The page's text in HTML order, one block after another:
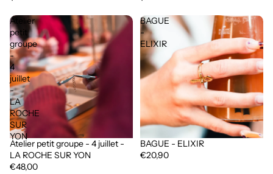
Atelier
petit
groupe
-
4
juillet
-
LA
ROCHE
SUR
YON
Atelier petit groupe - 4 juillet -
LA ROCHE SUR YON
€48,00
BAGUE
-
ELIXIR
Épuisé
BAGUE - ELIXIR
€20,90